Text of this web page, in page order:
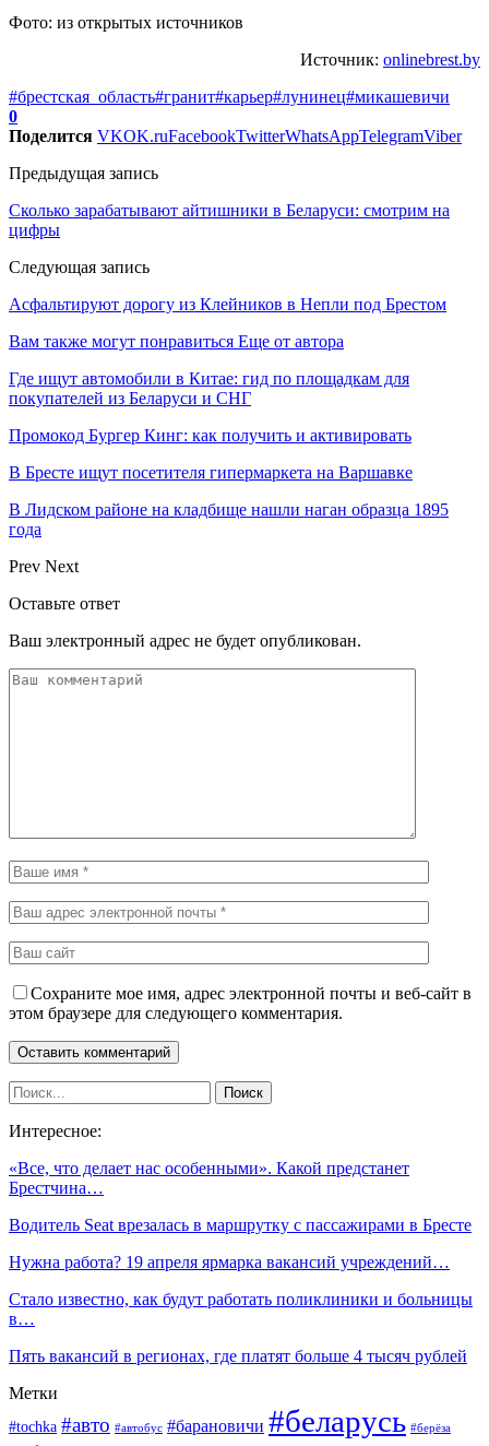
Фото: из открытых источников
Источник: onlinebrest.by
#брестская_область#гранит#карьер#лунинец#микашевичи
0
Поделится VKOK.ruFacebookTwitterWhatsAppTelegramViber
Предыдущая запись
Сколько зарабатывают айтишники в Беларуси: смотрим на
цифры
Следующая запись
Асфальтируют дорогу из Клейников в Непли под Брестом
Вам также могут понравиться Еще от автора
Где ищут автомобили в Китае: гид по площадкам для
покупателей из Беларуси и СНГ
Промокод Бургер Кинг: как получить и активировать
В Бресте ищут посетителя гипермаркета на Варшавке
В Лидском районе на кладбище нашли наган образца 1895
года
Prev Next
Оставьте ответ
Ваш электронный адрес не будет опубликован.
Сохраните мое имя, адрес электронной почты и веб-сайт в
этом браузере для следующего комментария.
Интересное:
«Все, что делает нас особенными». Какой предстанет
Брестчина…
Водитель Seat врезалась в маршрутку с пассажирами в Бресте
Нужна работа? 19 апреля ярмарка вакансий учреждений…
Стало известно, как будут работать поликлиники и больницы
в…
Пять вакансий в регионах, где платят больше 4 тысяч рублей
Метки
#tochka #авто #автобус #барановичи #беларусь #берёза